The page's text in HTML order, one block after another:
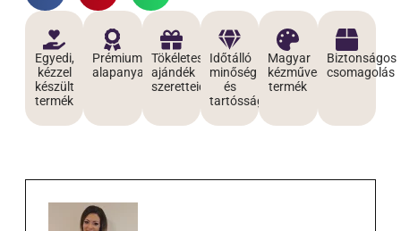
Egyedi,
kézzel
készült
termék
Prémium
alapanyagokból
Tökéletes
ajándék
szeretteidnek
Időtálló
minőség
és
tartósság
Magyar
kézműves
termék
Biztonságos
csomagolás